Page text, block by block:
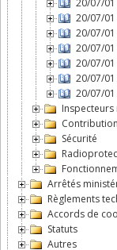
20/07/
20/07/
20/07/
20/07/01
20/07/01
20/07/01
20/07/01
Sécurité
Arrêtés
Règlements
Accords de
Statuts
Autres